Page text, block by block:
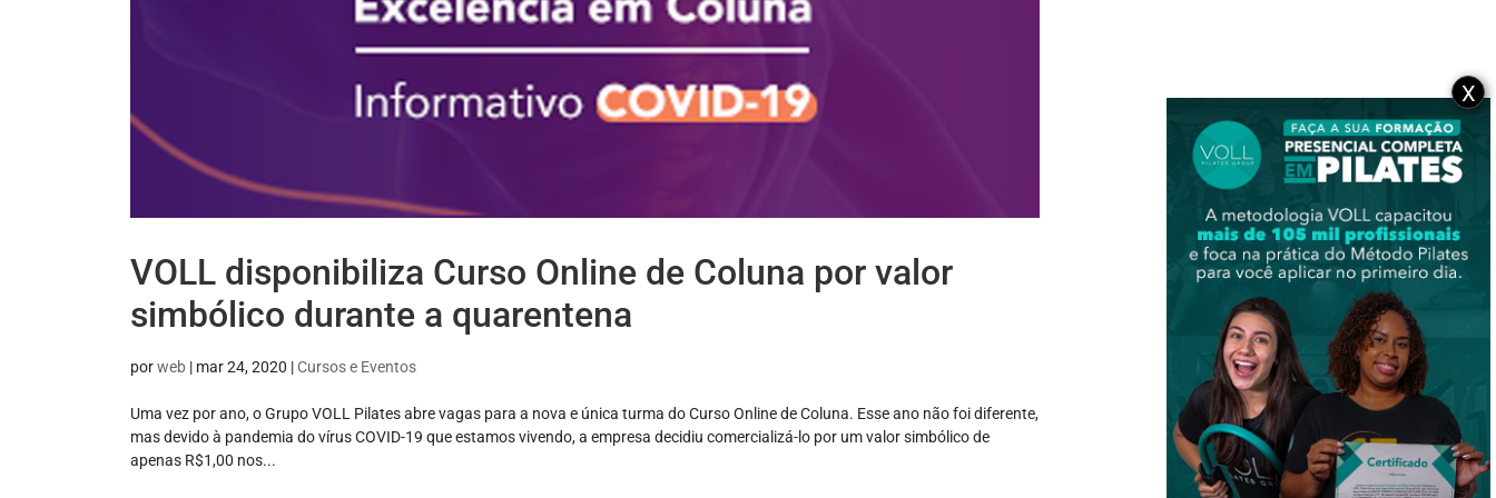
VOLL disponibiliza Curso Online de Coluna por valor
simbólico durante a quarentena
porweb | mar 24, 2020 |Cursos e Eventos
Uma vez por ano, o Grupo VOLL Pilates abre vagas para a nova e única turma do Curso Online de Coluna. Esse ano não foi diferente,
mas devido à pandemia do vírus COVID-19 que estamos vivendo, a empresa decidiu comercializá-lo por um valor simbólico de
apenas R$1,00 nos...
X